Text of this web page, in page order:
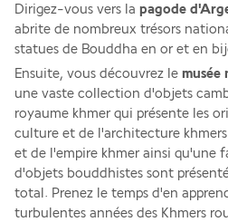
Dirigez-vous vers la pagode
abrite de nombreux trésors
statues de Bouddha en or et en
Ensuite, vous découvrez le musée
une vaste collection d'objets
royaume khmer qui présente les
culture et de l'architecture
et de l'empire khmer ainsi qu'une
d'objets bouddhistes sont
total. Prenez le temps d'en
turbulentes années des Khmers